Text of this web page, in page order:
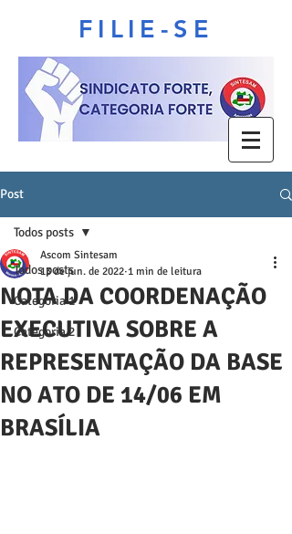
FILIE-SE
Post
Todos posts
Categoria 1
Categoria 2
Todos posts
NOTA DA COORDENAÇÃO
EXECUTIVA SOBRE A
REPRESENTAÇÃO DA BASE
NO ATO DE 14/06 EM
BRASÍLIA
Ascom Sintesam
13 de jun. de 2022 1 min de leitura